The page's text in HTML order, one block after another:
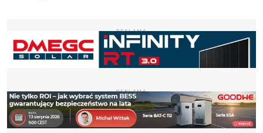
REKLAMA
REKLAMA